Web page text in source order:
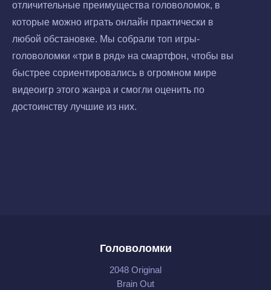
отличительные преимущества головоломок, в
которые можно играть онлайн практически в
любой обстановке. Мы собрали топ игры-
головоломки «три в ряд» на смартфон, чтобы вы
быстрее сориентировались в огромном мире
видеоигр этого жанра и смогли оценить по
достоинству лучшие из них.
Головоломки
2048 Original
Brain Out